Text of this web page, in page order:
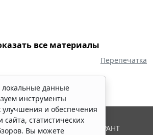
все материалы
Перепечатка
данные
инструменты
улучшения и обеспечения
сайта, статистических
Вы можете
СЕРВИС", 2026. Система ГАРАНТ